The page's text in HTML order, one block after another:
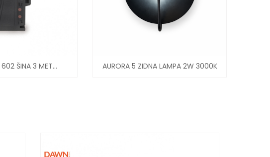
AURORA 5 ZIDNA LAMPA 2W 3000K AURORA 6 ZIDNA LAMPA